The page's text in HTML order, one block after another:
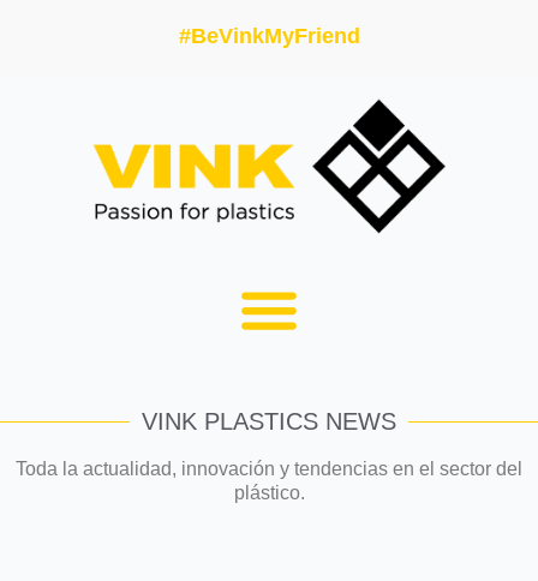
#BeVinkMyFriend
VINK PLASTICS NEWS
Toda la actualidad, innovación y tendencias en el sector del
plástico.